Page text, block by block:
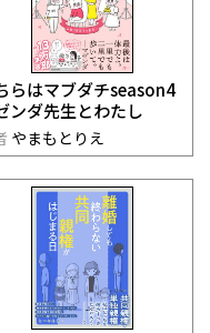
らはマブダチseason4
ンダ先生とわたし
やまもとりえ